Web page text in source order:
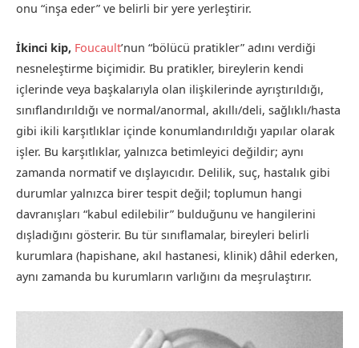
onu “inşa eder” ve belirli bir yere yerleştirir.
İkinci kip, Foucault’nun “bölücü pratikler” adını verdiği
nesneleştirme biçimidir. Bu pratikler, bireylerin kendi
içlerinde veya başkalarıyla olan ilişkilerinde ayrıştırıldığı,
sınıflandırıldığı ve normal/anormal, akıllı/deli, sağlıklı/hasta
gibi ikili karşıtlıklar içinde konumlandırıldığı yapılar olarak
işler. Bu karşıtlıklar, yalnızca betimleyici değildir; aynı
zamanda normatif ve dışlayıcıdır. Delilik, suç, hastalık gibi
durumlar yalnızca birer tespit değil; toplumun hangi
davranışları “kabul edilebilir” bulduğunu ve hangilerini
dışladığını gösterir. Bu tür sınıflamalar, bireyleri belirli
kurumlara (hapishane, akıl hastanesi, klinik) dâhil ederken,
aynı zamanda bu kurumların varlığını da meşrulaştırır.